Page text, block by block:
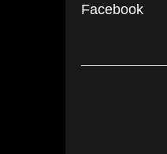
Facebook